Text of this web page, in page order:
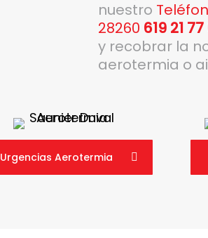
nuestro
28260 619 21
y recobrar la
aerotermia o
Urgencias Aerotermia